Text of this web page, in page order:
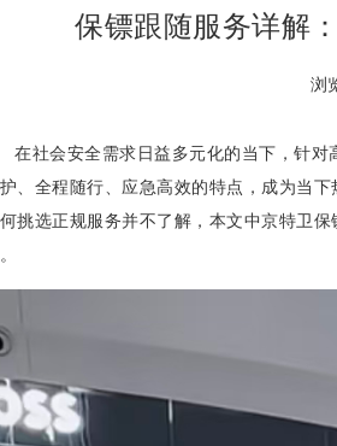
保镖跟随服务详解
浏
社会安全需求日益多元化的当下，针对
、全程随行、应急高效的特点，成为当
挑选正规服务并不了解，本文中京特卫